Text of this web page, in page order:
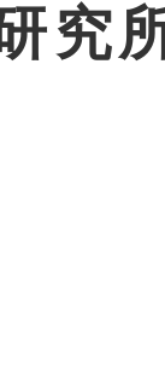
究